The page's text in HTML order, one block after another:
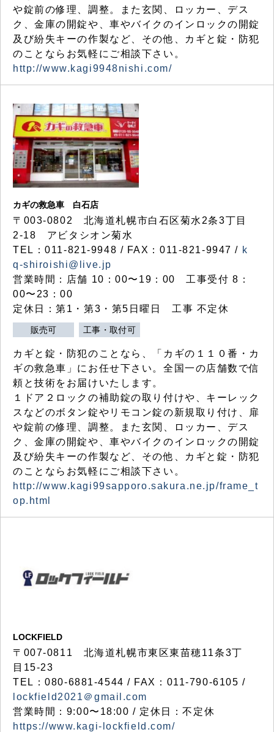
や錠前の修理、調整。また玄関、ロッカー、デス
ク、金庫の開錠や、車やバイクのインロックの開錠
及び紛失キーの作製など、その他、カギと錠・防犯
のことならお気軽にご相談下さい。
http://www.kagi9948nishi.com/
カギの救急車 白石店
〒003-0802 北海道札幌市白石区菊水2条3丁目
2-18 アビタシオン菊水
TEL：011-821-9948 / FAX：011-821-9947 / k
q-shiroishi@live.jp
営業時間：店舗 10：00〜19：00 工事受付 8：
00〜23：00
定休日：第1・第3・第5日曜日 工事 不定休
販売可 工事・取付可
カギと錠・防犯のことなら、「カギの１１０番・カ
ギの救急車」にお任せ下さい。全国一の店舗数で信
頼と技術をお届けいたします。
１ドア２ロックの補助錠の取り付けや、キーレック
スなどのボタン錠やリモコン錠の新規取り付け、扉
や錠前の修理、調整。また玄関、ロッカー、デス
ク、金庫の開錠や、車やバイクのインロックの開錠
及び紛失キーの作製など、その他、カギと錠・防犯
のことならお気軽にご相談下さい。
http://www.kagi99sapporo.sakura.ne.jp/frame_t
op.html
LOCKFIELD
〒007-0811 北海道札幌市東区東苗穂11条3丁
目15-23
TEL：080-6881-4544 / FAX：011-790-6105 /
lockfield2021＠gmail.com
営業時間：9:00〜18:00 / 定休日：不定休
https://www.kagi-lockfield.com/